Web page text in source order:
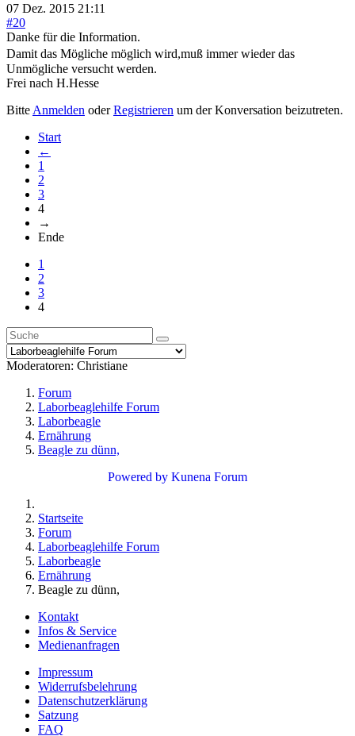
07 Dez. 2015 21:11
#20
Danke für die Information.
Damit das Mögliche möglich wird,muß immer wieder das
Unmögliche versucht werden.
Frei nach H.Hesse
Bitte Anmelden oderRegistrieren um der Konversation beizutreten.
Start
←
1
2
3
4
→
Ende
1
2
3
4
Moderatoren: Christiane
Forum
Laborbeaglehilfe Forum
Laborbeagle
Ernährung
Beagle zu dünn,
Powered by Kunena Forum
Startseite
Forum
Laborbeaglehilfe Forum
Laborbeagle
Ernährung
Beagle zu dünn,
Kontakt
Infos & Service
Medienanfragen
Impressum
Widerrufsbelehrung
Datenschutzerklärung
Satzung
FAQ